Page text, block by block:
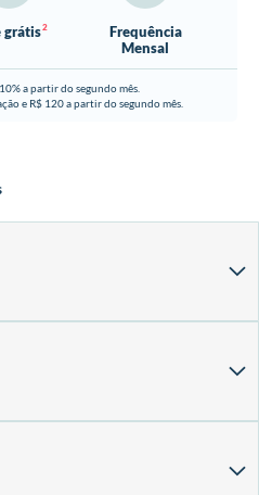
grátis2
Frequência
Mensal
a partir do segundo mês.
e R$ 120 a partir do segundo mês.